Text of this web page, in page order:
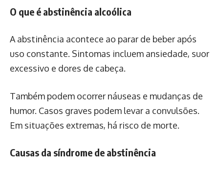
O que é abstinência alcoólica
A abstinência acontece ao parar de beber após
uso constante. Sintomas incluem ansiedade, suor
excessivo e dores de cabeça.
Também podem ocorrer náuseas e mudanças de
humor. Casos graves podem levar a convulsões.
Em situações extremas, há risco de morte.
Causas da síndrome de abstinência